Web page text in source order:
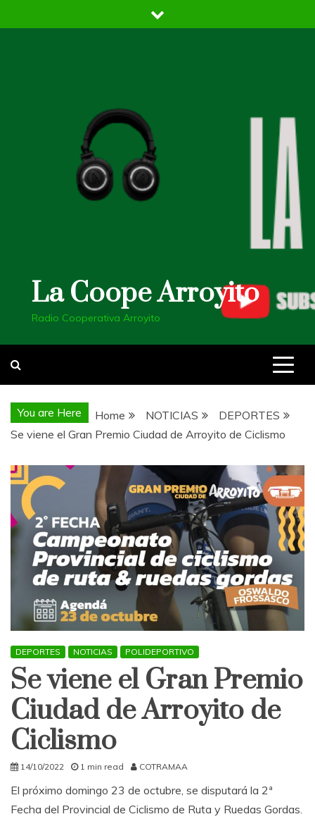
to
La Coope Arroyito
Radio Cooperativa Arroyito
You are Here Home NOTICIAS
DEPORTES
Se viene el Gran Premio Ciudad de Arroyito de Ciclismo
DEPORTES NOTICIAS POLIDEPORTIVO
Se viene el Gran Premio
Ciudad de Arroyito de
Ciclismo
14/10/2022 1 min read COTRAMAA
El próximo domingo 23 de octubre, se disputará la 2ª
Fecha del Provincial de Ciclismo de Ruta y Ruedas Gordas.